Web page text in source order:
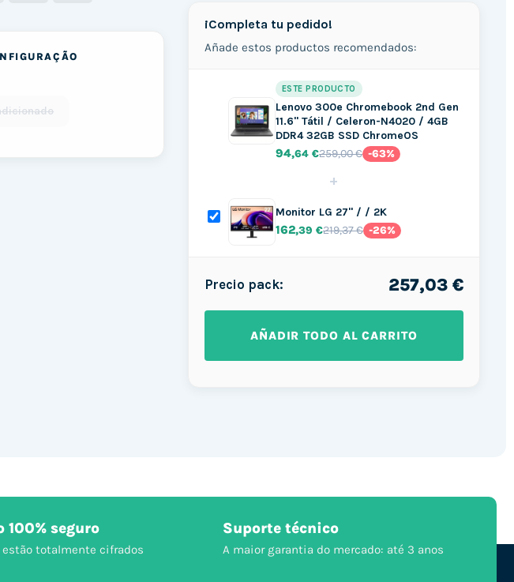
¡Completa tu pedido!
Añade estos productos recomendados:
ESTE PRODUCTO
Lenovo 300e Chromebook 2nd Gen
11.6" Tátil / Celeron-N4020 / 4GB
DDR4 32GB SSD ChromeOS
94,64 €259,00 € -63%
+
Monitor LG 27" / / 2K
162,39 €219,37 € -26%
Precio pack: 257,03 €
AÑADIR TODO AL CARRITO
100% seguro
estão totalmente cifrados
Suporte técnico
A maior garantia do mercado: até 3 anos